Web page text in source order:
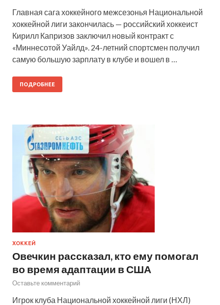
Главная сага хоккейного межсезонья Национальной
хоккейной лиги закончилась — российский хоккеист
Кирилл Капризов заключил новый контракт с
«Миннесотой Уайлд». 24-летний спортсмен получил
самую большую зарплату в клубе и вошел в …
ПОДРОБНЕЕ
ХОККЕЙ
Овечкин рассказал, кто ему помогал
во время адаптации в США
Оставьте комментарий
Игрок клуба Национальной хоккейной лиги (НХЛ)